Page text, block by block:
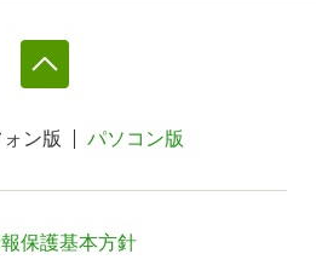
ン版 パソコン版
保護基本方針